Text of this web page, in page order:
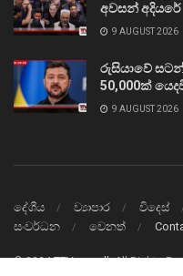
අවසන් අදියරේ
9 AUGUST 2026
රුසියාවේ සටන්
50,000ක්
9 AUGUST 2026
දේශීය ව්‍යාපාර විදෙස්
සංවර්ධන
වෙනත්
© 2024TTVnews.lkAll Rights